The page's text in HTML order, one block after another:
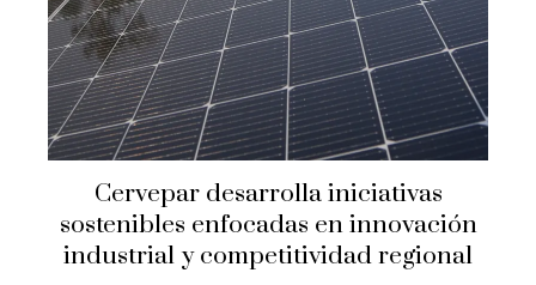
Cervepar desarrolla iniciativas
sostenibles enfocadas en innovación
industrial y competitividad regional